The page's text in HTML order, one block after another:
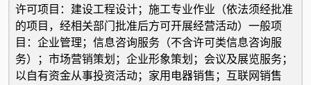
许可项目：建设工程设计；施工专业作业（依法须经批准
的项目，经相关部门批准后方可开展经营活动）一般项
目：企业管理；信息咨询服务（不含许可类信息咨询服
务）；市场营销策划；企业形象策划；会议及展览服务；
以自有资金从事投资活动；家用电器销售；互联网销售